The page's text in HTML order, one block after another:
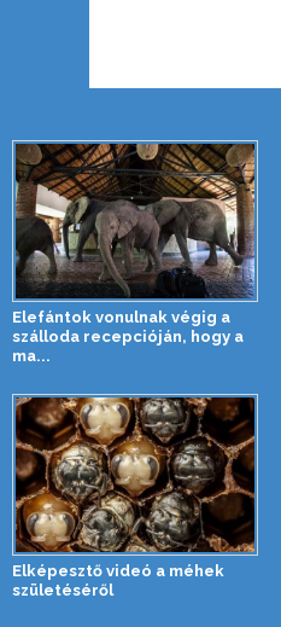
Elefántok vonulnak végig a
szálloda recepcióján, hogy a
ma...
Elképesztő videó a méhek
születéséről